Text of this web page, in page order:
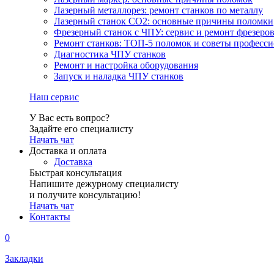
Лазерный металлорез: ремонт станков по металлу
Лазерный станок СО2: основные причины поломки
Фрезерный станок с ЧПУ: сервис и ремонт фрезеров
Ремонт станков: ТОП-5 поломок и советы
Диагностика ЧПУ станков
Ремонт и настройка оборудования
Запуск и наладка ЧПУ станков
Наш сервис
У Вас есть вопрос?
Задайте его специалисту
Начать чат
Доставка и оплата
Доставка
Быстрая консультация
Напишите дежурному специалисту
и получите консультацию!
Начать чат
Контакты
0
Закладки